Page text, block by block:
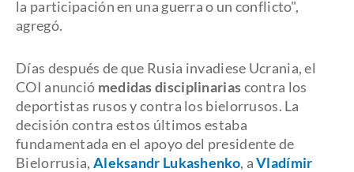
la participación en una guerra o un conflicto",
agregó.
Días después de que Rusia invadiese Ucrania, el
COI anunció medidas disciplinariascontra los
deportistas rusos y contra los bielorrusos. La
decisión contra estos últimos estaba
fundamentada en el apoyo del presidente de
Bielorrusia, Aleksandr Lukashenko, aVladímir